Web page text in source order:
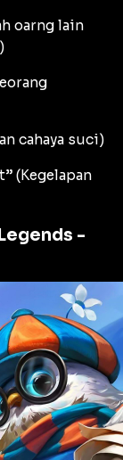
oarng lain
cahaya suci)
(Kegelapan
-